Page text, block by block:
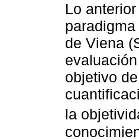
Lo
de Viena
objetivo
la